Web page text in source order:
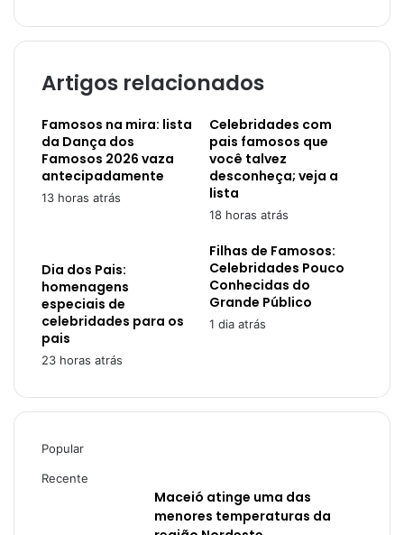
Artigos relacionados
Famosos na mira: lista
da Dança dos
Famosos 2026 vaza
antecipadamente
13 horas atrás
Celebridades com
pais famosos que
você talvez
desconheça; veja a
lista
18 horas atrás
Dia dos Pais:
homenagens
especiais de
celebridades para os
pais
23 horas atrás
Filhas de Famosos:
Celebridades Pouco
Conhecidas do
Grande Público
1 dia atrás
Popular
Recente
Maceió atinge uma das
menores temperaturas da